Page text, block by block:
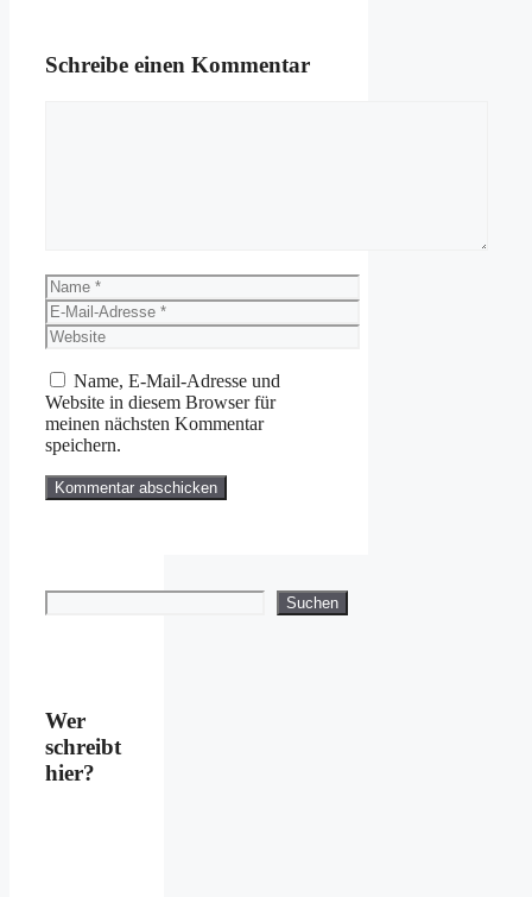
Schreibe einen Kommentar
Name
E-
Mail-
Adresse
Website
Name, E-Mail-Adresse und
Website in diesem Browser für
meinen nächsten Kommentar
speichern.
Suchen Suchen
Wer
schreibt
hier?